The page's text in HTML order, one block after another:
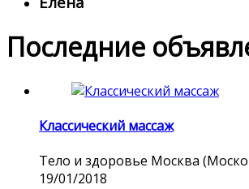
Последние
Классический массаж
Тело и здоровье Москва
19/01/2018